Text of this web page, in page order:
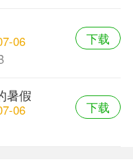
06
下载
暑假
06
下载